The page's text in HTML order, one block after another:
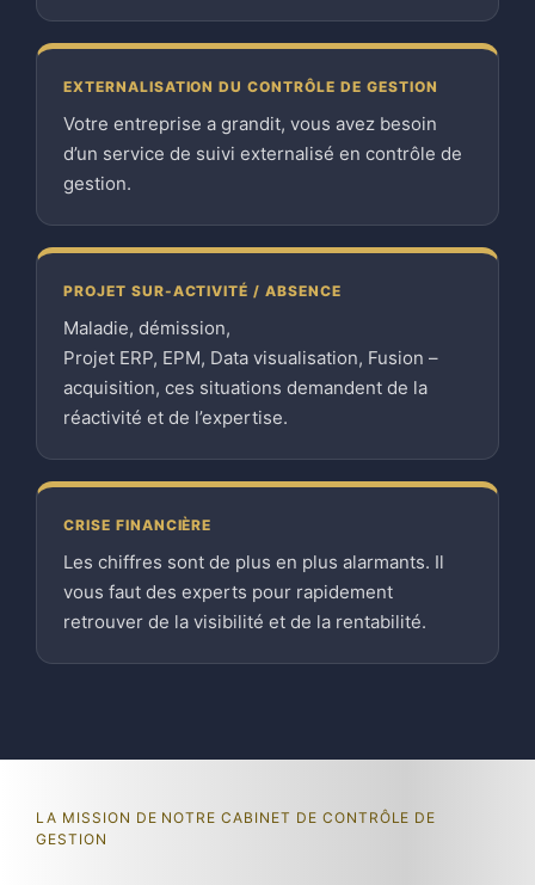
EXTERNALISATION DU CONTRÔLE DE GESTION
Votre entreprise a grandit, vous avez besoin
d’un service de suivi externalisé en contrôle de
gestion.
PROJET SUR-ACTIVITÉ / ABSENCE
Maladie, démission,
Projet ERP, EPM, Data visualisation, Fusion –
acquisition, ces situations demandent de la
réactivité et de l’expertise.
CRISE FINANCIÈRE
Les chiffres sont de plus en plus alarmants. Il
vous faut des experts pour rapidement
retrouver de la visibilité et de la rentabilité.
LA MISSION DE NOTRE CABINET DE CONTRÔLE DE
GESTION